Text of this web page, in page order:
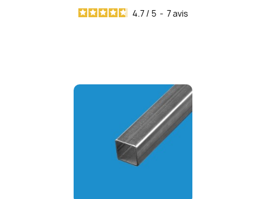
4.7 / 5 - 7avis